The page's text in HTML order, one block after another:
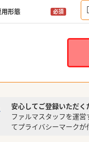
形態 必須
安心してご登録いただく
ファルマスタッフを運営
てプライバシーマークが